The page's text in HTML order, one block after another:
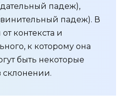
падеж),
падеж). В
контекста и
к которому она
быть некоторые